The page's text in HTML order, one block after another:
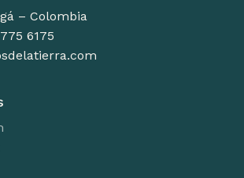
– Colombia
6175